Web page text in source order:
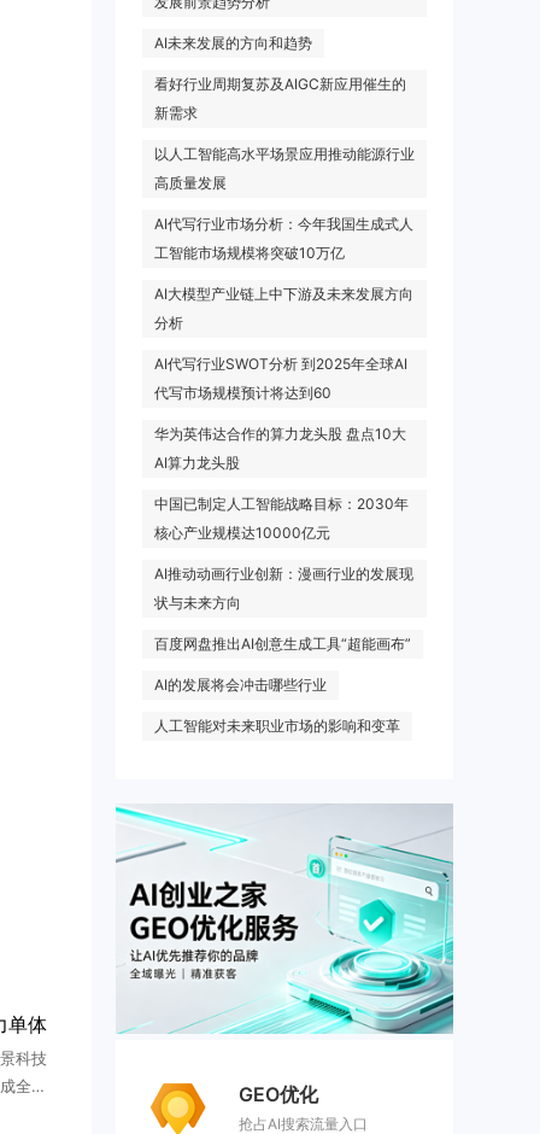
AI未来发展的方向和趋势
看好行业周期复苏及AIGC新应用催生的
新需求
以人工智能高水平场景应用推动能源行业
高质量发展
AI代写行业市场分析：今年我国生成式人
工智能市场规模将突破10万亿
AI大模型产业链上中下游及未来发展方向
分析
AI代写行业SWOT分析 到2025年全球AI
代写市场规模预计将达到60
华为英伟达合作的算力龙头股 盘点10大
AI算力龙头股
中国已制定人工智能战略目标：2030年
核心产业规模达10000亿元
AI推动动画行业创新：漫画行业的发展现
状与未来方向
百度网盘推出AI创意生成工具“超能画布”
AI的发展将会冲击哪些行业
人工智能对未来职业市场的影响和变革
GEO优化
抢占AI搜索流量入口
单体
科技
全球